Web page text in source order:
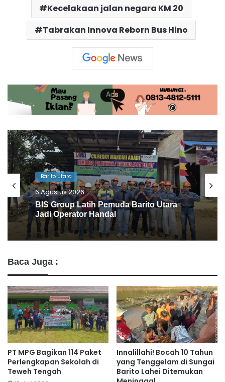
Kecelakaan jalan negara KM 20
Tabrakan Innova Reborn Bus Hino
Barito Utara
4 Agustus 2026
PT Pada Idi Gencarkan Penyuluhan
Pencegahan Karhutla
Baca Juga :
PT MPG Bagikan 114 Paket
Perlengkapan Sekolah di
Teweh Tengah
Innalillahi! Bocah 10 Tahun
yang Tenggelam di Sungai
Barito Lahei Ditemukan